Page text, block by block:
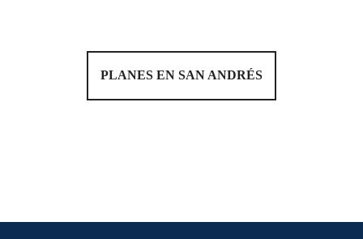
PLANES EN SAN ANDRÉS